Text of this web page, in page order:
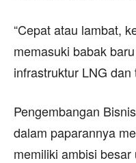
“Cepat atau lambat,
memasuki babak
infrastruktur LNG dan
Pengembangan
dalam paparannya
memiliki ambisi